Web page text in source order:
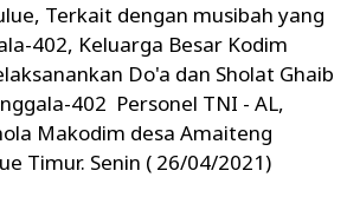
Terkait dengan musibah yang
402, Keluarga Besar Kodim
Do'a dan Sholat Ghaib
402 Personel TNI - AL,
Makodim desa Amaiteng
Timur. Senin ( 26/04/2021)